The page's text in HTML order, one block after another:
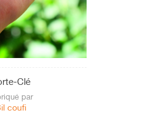
Clé
par
coufi